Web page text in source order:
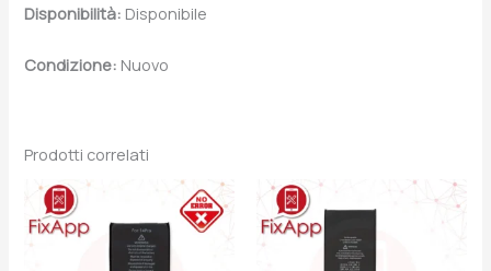
Disponibilità: Disponibile
Condizione: Nuovo
Prodotti correlati